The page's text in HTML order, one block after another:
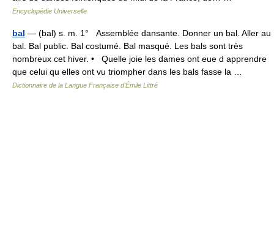
Encyclopédie Universelle
bal — (bal) s. m. 1° Assemblée dansante. Donner un bal. Aller au
bal. Bal public. Bal costumé. Bal masqué. Les bals sont très
nombreux cet hiver. • Quelle joie les dames ont eue d apprendre
que celui qu elles ont vu triompher dans les bals fasse la …
Dictionnaire de la Langue Française d'Émile Littré